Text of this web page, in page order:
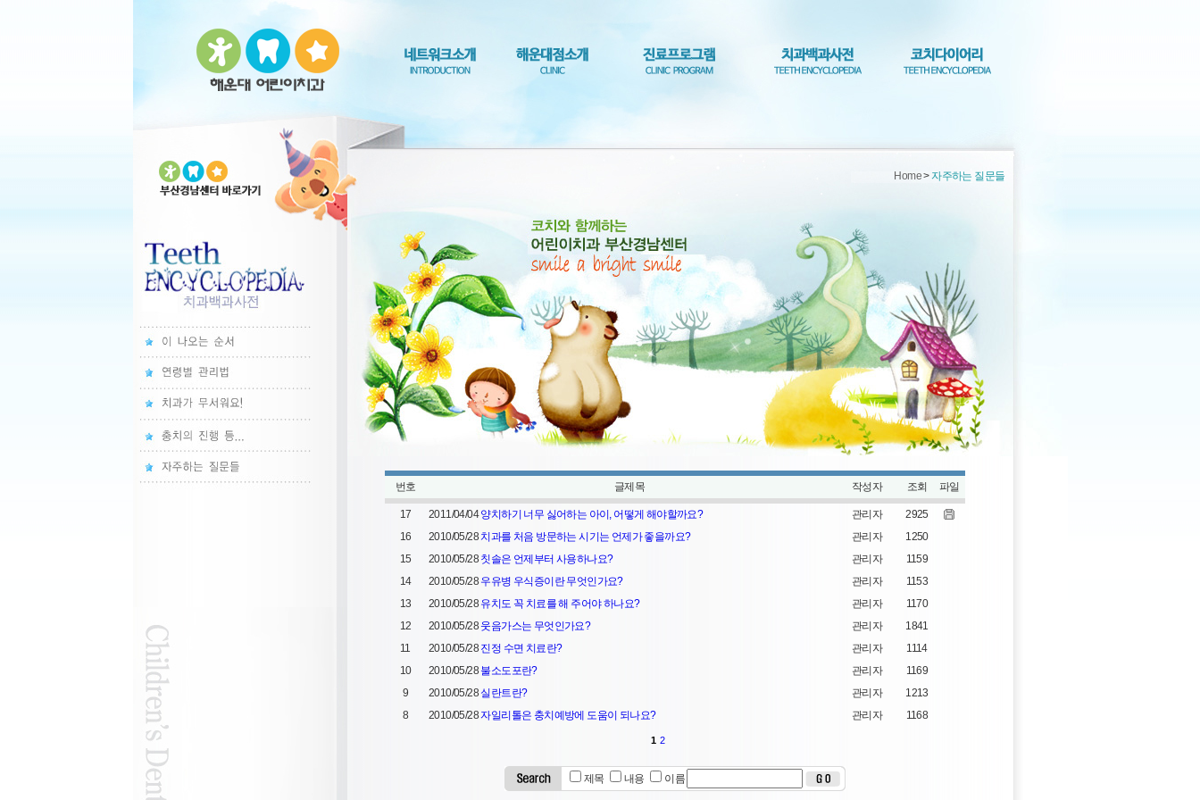
Home>자주하는 질문들
번호 글제목 작성자 조회 파일
17 2011/04/04양치하기 너무 싫어하는 아이, 어떻게 해야할까요? 관리자
2925
16
2010/05/28치과를 처음 방문하는 시기는 언제가 좋을까요? 관리자
1250
15
2010/05/28칫솔은 언제부터 사용하나요? 관리자
1159
14
2010/05/28우유병 우식증이란 무엇인가요? 관리자
1153
13
2010/05/28유치도 꼭 치료를 해 주어야 하나요? 관리자
1170
12
2010/05/28웃음가스는 무엇인가요? 관리자
1841
11
2010/05/28진정 수면 치료란? 관리자
1114
10
2010/05/28불소도포란? 관리자
1169
9
2010/05/28실란트란? 관리자
1213
8
2010/05/28자일리톨은 충치예방에 도움이 되나요? 관리자 1168
1 2
제목 내용 이름